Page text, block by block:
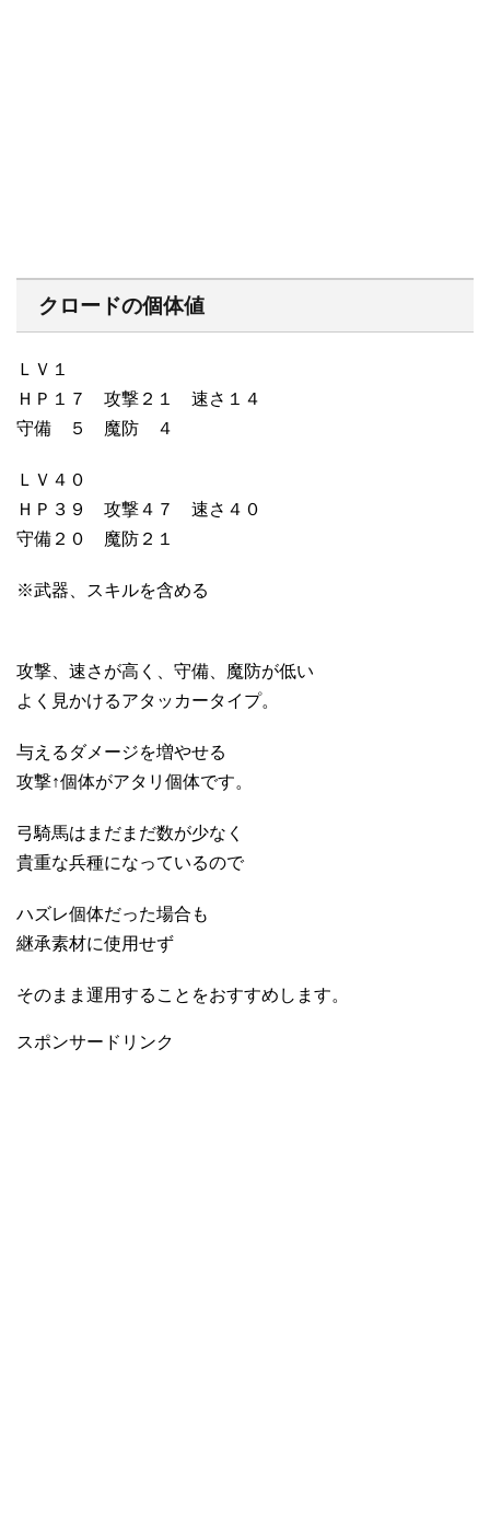
クロードの個体値
ＬＶ１
ＨＰ１７ 攻撃２１ 速さ１４
守備 ５ 魔防 ４
ＬＶ４０
ＨＰ３９ 攻撃４７ 速さ４０
守備２０ 魔防２１
※武器、スキルを含める
攻撃、速さが高く、守備、魔防が低い
よく見かけるアタッカータイプ。
与えるダメージを増やせる
攻撃↑個体がアタリ個体です。
弓騎馬はまだまだ数が少なく
貴重な兵種になっているので
ハズレ個体だった場合も
継承素材に使用せず
そのまま運用することをおすすめします。
スポンサードリンク